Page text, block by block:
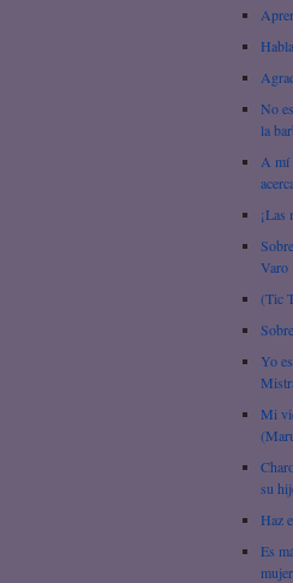
No
la
A mí
¡Las
Varo
(Tic
Yo
Mi
su
Haz
Es